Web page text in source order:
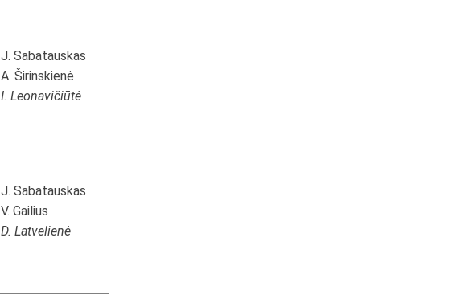
J. Sabatauskas
A. Širinskienė
I. Leonavičiūtė
J. Sabatauskas
V. Gailius
D. Latvelienė